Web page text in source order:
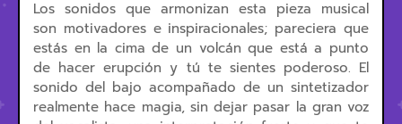
Los sonidos que armonizan esta pieza musical
son motivadores e inspiracionales; pareciera que
estás en la cima de un volcán que está a punto
de hacer erupción y tú te sientes poderoso. El
sonido del bajo acompañado de un sintetizador
realmente hace magia, sin dejar pasar la gran voz